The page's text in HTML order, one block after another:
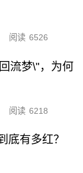
阅读 6526
流梦\"，为何
阅读 6218
底有多红？